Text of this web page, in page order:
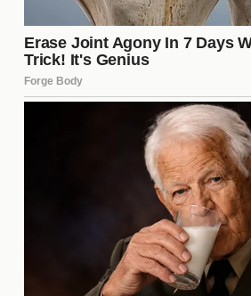
Odisseas Vlachodimos ha
para el Sevilla FC desde su
para realizar paradas decisivas
campo lo han convertido en
defensa. Este rol es
busca recuperar su estatus
español y europeo.
Razones Detrás de
Patrocinadores
La fuga de patrocinadores del